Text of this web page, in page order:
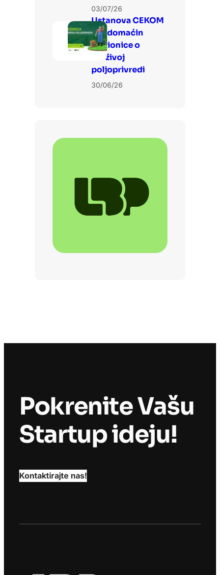
03/07/26
Ustanova CEKOM
3LJ domaćin
Radionice o
održivoj
poljoprivredi
30/06/26
Pokrenite Vašu
Startup ideju!
Kontaktirajte nas!